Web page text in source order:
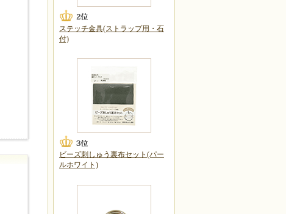
ステッチ金具(ストラップ用・石
付)
ビーズ刺しゅう裏布セット(パー
ルホワイト)